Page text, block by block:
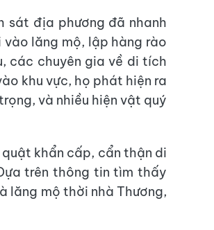
sát địa phương đã nhanh
lăng mộ, lập hàng rào
các chuyên gia về di tích
khu vực, họ phát hiện ra
và nhiều hiện vật quý
khẩn cấp, cẩn thận di
trên thông tin tìm thấy
lăng mộ thời nhà Thương,